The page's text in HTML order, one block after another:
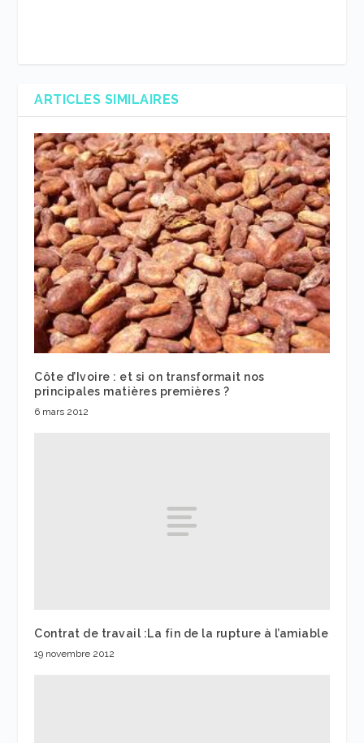
ARTICLES SIMILAIRES
Côte d’Ivoire : et si on transformait nos
principales matières premières ?
6 mars 2012
Contrat de travail :La fin de la rupture à l’amiable
19 novembre 2012